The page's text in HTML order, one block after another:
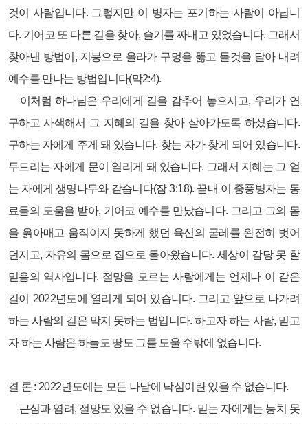
것이 사람입니다. 그렇지만 이 병자는 포기하는 사람이 아닙니
다. 기어코 또 다른 길을 찾아, 슬기를 짜내고 있었습니다. 그래서
찾아낸 방법이, 지붕으로 올라가 구멍을 뚫고 들것을 달아 내려
예수를 만나는 방법입니다(막2:4).
이처럼 하나님은 우리에게 길을 감추어 놓으시고, 우리가 연
구하고 사색해서 그 지혜의 길을 찾아 살아가도록 하셨습니다.
구하는 자에게 주게 돼 있습니다. 찾는 자가 찾게 되어 있습니다.
두드리는 자에게 문이 열리게 돼 있습니다. 그래서 지혜는 그 얻
는 자에게 생명나무와 같습니다(잠 3:18). 끝내 이 중풍병자는 동
료들의 도움을 받아, 기어코 예수를 만났습니다. 그리고 그의 몸
을 옭아매고 움직이지 못하게 했던 육신의 굴레를 완전히 벗어
던지고, 자유의 몸으로 집으로 돌아왔습니다. 세상이 감당 못 할
믿음의 역사입니다. 절망을 모르는 사람에게는 언제나 이 같은
길이 2022년도에 열리게 되어 있습니다. 그리고 앞으로 나가려
하는 사람의 길은 막지 못하는 법입니다. 하고자 하는 사람, 믿고
자 하는 사람은 하늘도 땅도 그를 도울 수밖에 없습니다.
결 론 : 2022년도에는 모든 나날에 낙심이란 있을 수 없습니다.
근심과 염려, 절망도 있을 수 없습니다. 믿는 자에게는 능치 못